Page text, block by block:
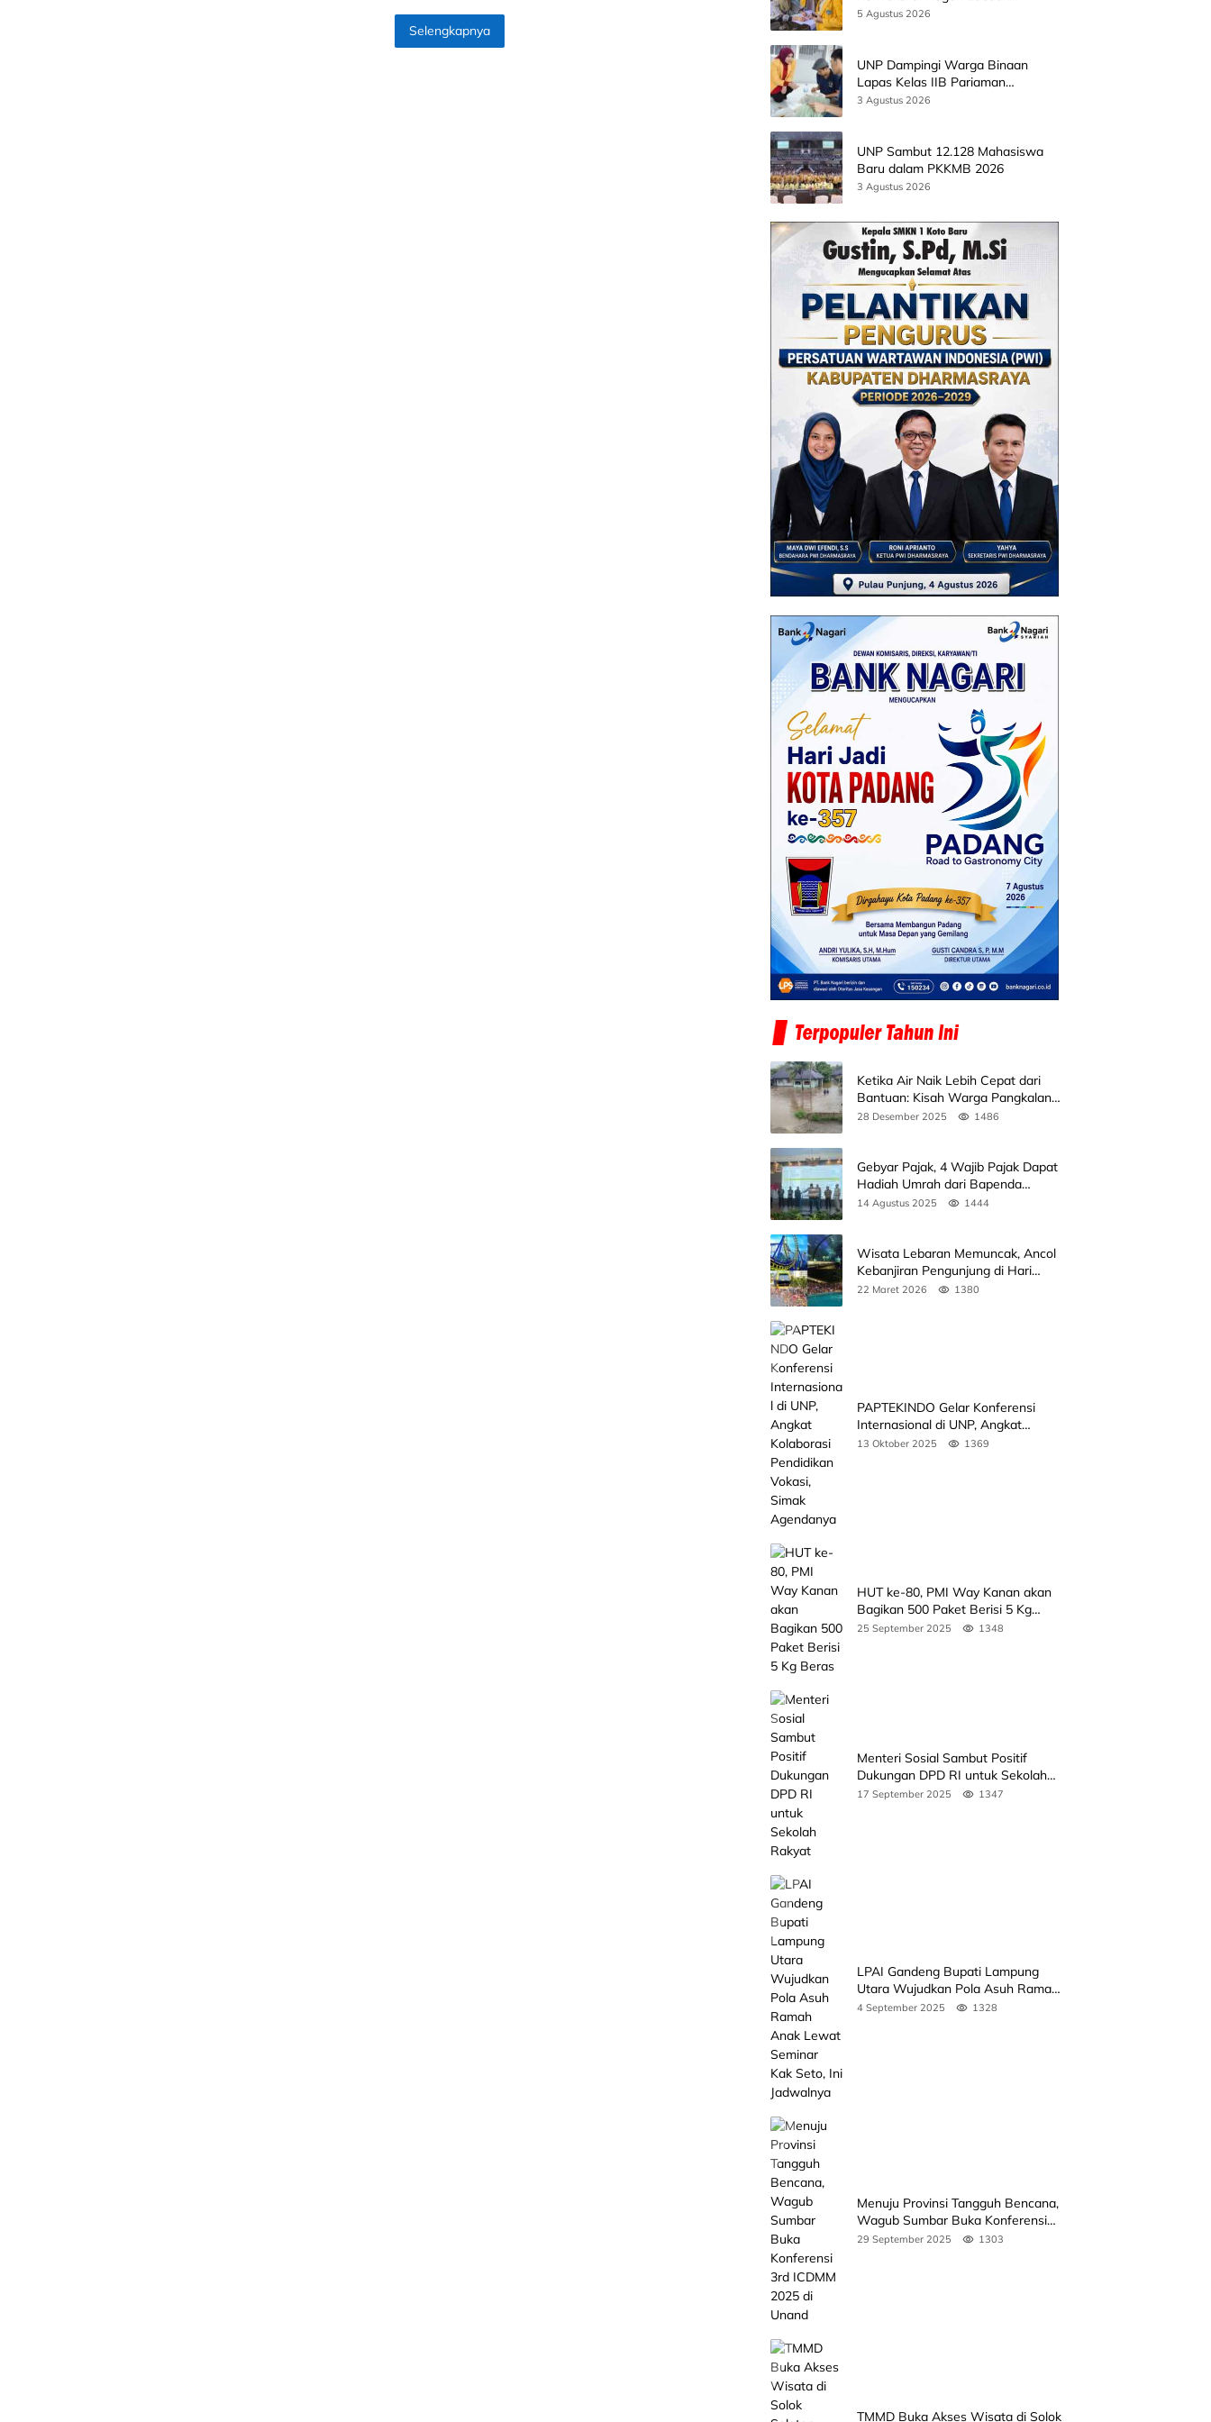
Selengkapnya
Batingkok Limapuluh Kota
5 Agustus 2026
UNP Dampingi Warga Binaan
Lapas Kelas IIB Pariaman
Kembangkan Produk Kreatif
3 Agustus 2026
UNP Sambut 12.128 Mahasiswa
Baru dalam PKKMB 2026
3 Agustus 2026
Ketika Air Naik Lebih Cepat dari
Bantuan: Kisah Warga Pangkalan
Koto Baru Bertahan di Tengah
28 Desember 2025 1486
Gebyar Pajak, 4 Wajib Pajak Dapat
Hadiah Umrah dari Bapenda
Sumbar
14 Agustus 2025 1444
Wisata Lebaran Memuncak, Ancol
Kebanjiran Pengunjung di Hari
Kedua
22 Maret 2026 1380
PAPTEKINDO Gelar Konferensi
Internasional di UNP, Angkat
Kolaborasi Pendidikan Vokasi,
13 Oktober 2025 1369
HUT ke-80, PMI Way Kanan akan
Bagikan 500 Paket Berisi 5 Kg
Beras
25 September 2025 1348
Menteri Sosial Sambut Positif
Dukungan DPD RI untuk Sekolah
Rakyat
17 September 2025 1347
LPAI Gandeng Bupati Lampung
Utara Wujudkan Pola Asuh Ramah
Anak Lewat Seminar Kak Seto, Ini
4 September 2025 1328
Menuju Provinsi Tangguh Bencana,
Wagub Sumbar Buka Konferensi
3rd ICDMM 2025 di Unand
29 September 2025 1303
TMMD Buka Akses Wisata di Solok